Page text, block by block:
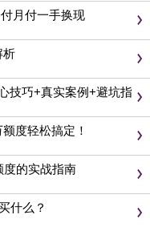
月付一手换现
析
技巧+真实案例+避坑指
度轻松搞定！
度的实战指南
什么？